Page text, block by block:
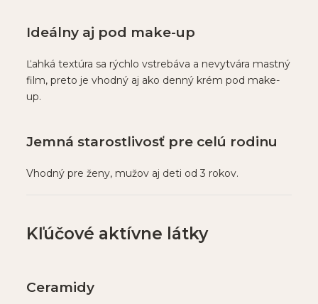
Ideálny aj pod make-up
Ľahká textúra sa rýchlo vstrebáva a nevytvára mastný
film, preto je vhodný aj ako denný krém pod make-
up.
Jemná starostlivosť pre celú rodinu
Vhodný pre ženy, mužov aj deti od 3 rokov.
Kľúčové aktívne látky
Ceramidy